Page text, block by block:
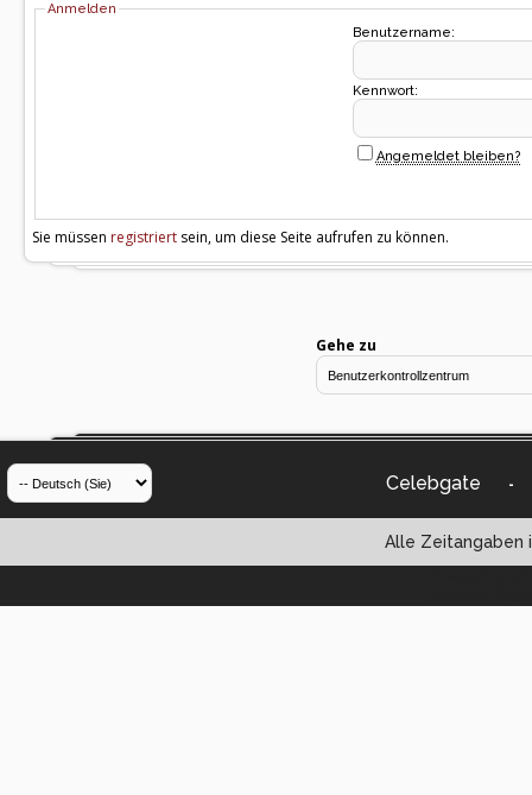
Anmelden
Benutzername:
Kennwort:
Angemeldet bleiben?
Sie müssen registriert sein, um diese Seite aufrufen zu können.
Gehe zu
Celebgate -
Alle Zeitangaben